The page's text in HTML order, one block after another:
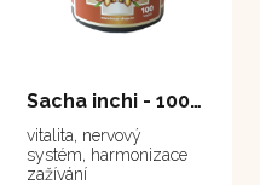
Sacha inchi - 100 kapslí
vitalita, nervový
systém, harmonizace
zažívání